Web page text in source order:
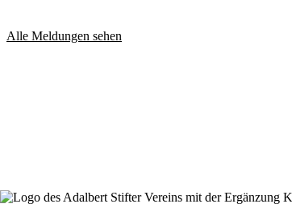
Alle Meldungen sehen